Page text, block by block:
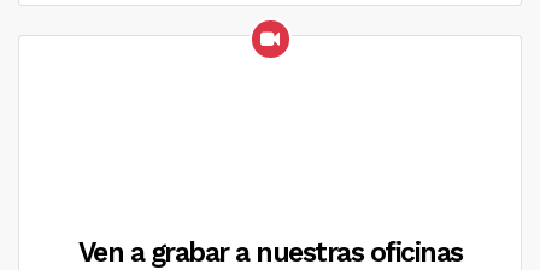
Ven a grabar a nuestras oficinas